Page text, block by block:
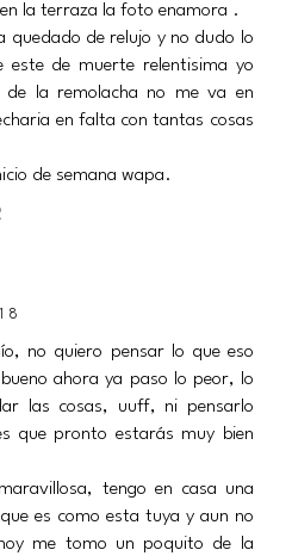
la terraza la foto enamora .
quedado de relujo y no dudo lo
este de muerte relentisima yo
de la remolacha no me va en
en falta con tantas cosas
de semana wapa.
no quiero pensar lo que eso
ahora ya paso lo peor, lo
las cosas, uuff, ni pensarlo
que pronto estarás muy bien
tengo en casa una
es como esta tuya y aun no
me tomo un poquito de la